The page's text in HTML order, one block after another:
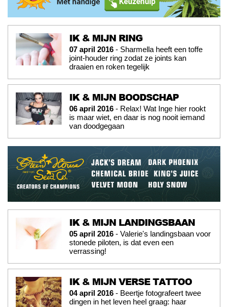
IK & MIJN RING
07 april 2016 - Sharmella heeft een toffe
joint-houder ring zodat ze joints kan
draaien en roken tegelijk
IK & MIJN BOODSCHAP
06 april 2016 - Relax! Wat Inge hier rookt
is maar wiet, en daar is nog nooit iemand
van doodgegaan
IK & MIJN LANDINGSBAAN
05 april 2016 - Valerie's landingsbaan voor
stonede piloten, is dat even een
verrassing!
IK & MIJN VERSE TATTOO
04 april 2016 - Beertje fotografeert twee
dingen in het leven heel graag: haar